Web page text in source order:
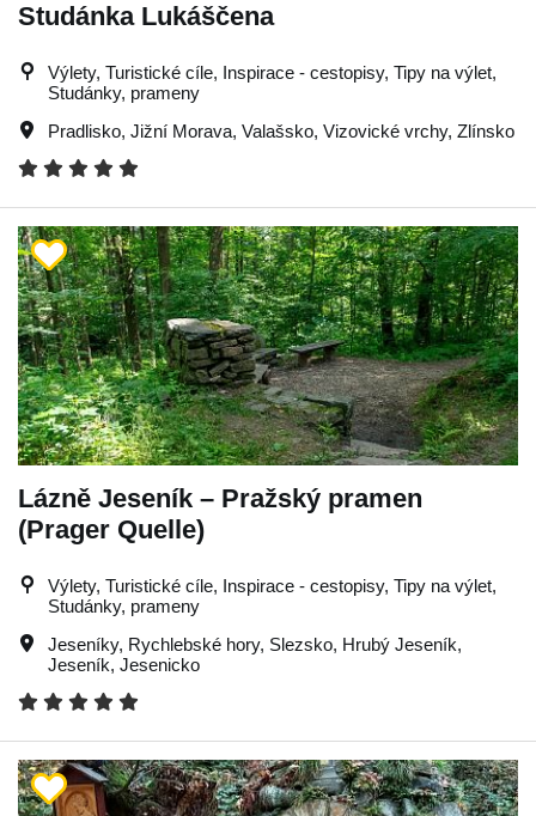
Studánka Lukáščena
Výlety, Turistické cíle, Inspirace - cestopisy, Tipy na výlet,
Studánky, prameny
Pradlisko, Jižní Morava, Valašsko, Vizovické vrchy, Zlínsko
Lázně Jeseník – Pražský pramen
(Prager Quelle)
Výlety, Turistické cíle, Inspirace - cestopisy, Tipy na výlet,
Studánky, prameny
Jeseníky, Rychlebské hory, Slezsko, Hrubý Jeseník,
Jeseník, Jesenicko